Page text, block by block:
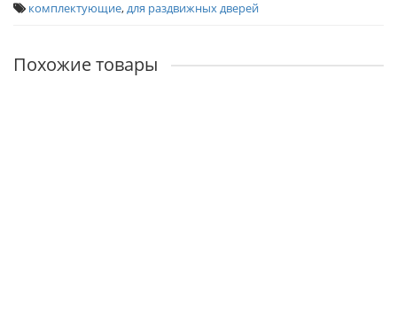
комплектующие,для раздвижных дверей
Похожие товары